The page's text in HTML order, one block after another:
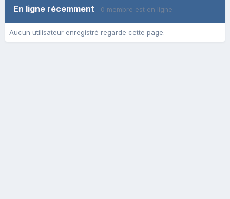
En ligne récemment 0 membre est en ligne
Aucun utilisateur enregistré regarde cette page.